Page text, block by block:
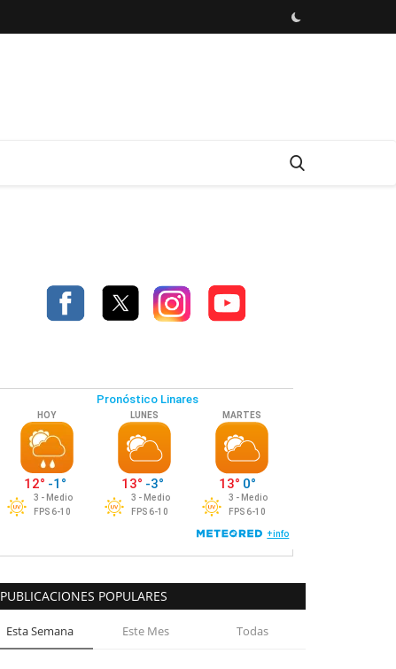
PUBLICACIONES POPULARES
Esta Semana Este Mes Todas